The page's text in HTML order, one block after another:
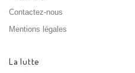
Contactez-nous
Mentions légales
La lutte